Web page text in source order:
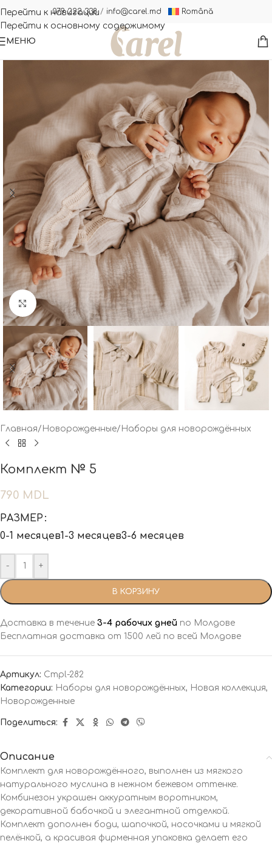
Перейти к навигации
Перейти к основному содержимому
079 222 338/ info@carel.md Română
МЕНЮ
Нажмите, чтобы увеличить
Главная/ Новорожденные/ Наборы для новорождённых
Комплект № 5
790 MDL
РАЗМЕР
0-1 месяцев1-3 месяцев3-6 месяцев
- +
В КОРЗИНУ
Доставка в течение 3-4 рабочих дней по Молдове
Бесплатная доставка от 1500 лей по всей Молдове
Артикул: Cmpl-282
Категории: Наборы для новорождённых, Новая коллекция,
Новорожденные
Поделиться:
Описание
Комплект для новорождённого, выполнен из мягкого
натурального муслина в нежном бежевом оттенке.
Комбинезон украшен аккуратным воротником,
декоративной бабочкой и элегантной отделкой.
Комплект дополнен боди, шапочкой, носочками и мягкой
пелёнкой, а красивая фирменная упаковка делает его